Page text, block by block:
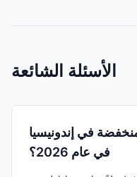
الأسئلة الشائعة
في إندونيسيا
في عام 2026؟